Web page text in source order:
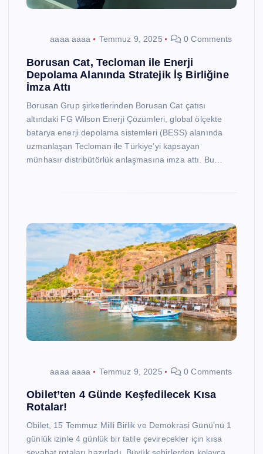
aaaa aaaa Temmuz 9, 2025 0 Comments
Borusan Cat, Tecloman ile Enerji
Depolama Alanında Stratejik İş Birliğine
İmza Attı
Borusan Grup şirketlerinden Borusan Cat çatısı
altındaki FG Wilson Enerji Çözümleri, global ölçekte
batarya enerji depolama sistemleri (BESS) alanında
uzmanlaşan Tecloman ile Türkiye’yi kapsayan
münhasır distribütörlük anlaşmasına imza attı. Bu…
aaaa aaaa Temmuz 9, 2025 0 Comments
Obilet’ten 4 Günde Keşfedilecek Kısa
Rotalar!
Obilet, 15 Temmuz Milli Birlik ve Demokrasi Günü’nü 1
günlük izinle 4 günlük bir tatile çevirecekler için kısa